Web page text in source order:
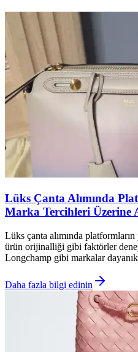
Lüks Çanta Alımında
Marka Tercihleri Üzerine
Lüks çanta alımında
ürün orijinalliği gibi faktörler
Longchamp gibi markalar
Daha fazla bilgi edinin